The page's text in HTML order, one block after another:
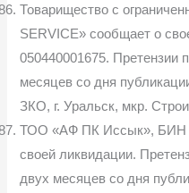
Товарищество с
SERVICE» сообщает о
050440001675. Претензии
месяцев со дня
ЗКО, г. Уральск, мкр.
ТОО «АФ ПК Иссык», БИН
своей ликвидации.
двух месяцев со дня